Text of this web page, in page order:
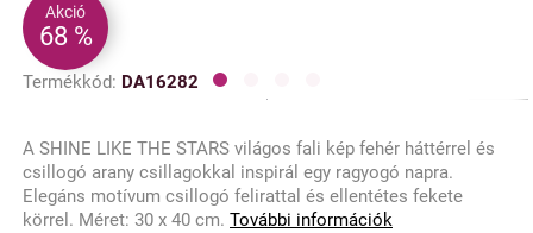
Akció
68 %
Termékkód: DA16282
A SHINE LIKE THE STARS világos fali kép fehér háttérrel és
csillogó arany csillagokkal inspirál egy ragyogó napra.
Elegáns motívum csillogó felirattal és ellentétes fekete
körrel. Méret: 30 x 40 cm. További információk